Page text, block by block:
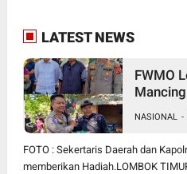
LATEST NEWS
FWMO
Tradisi
Insan
NASIONAL -
FOTO : Sekertaris Daerah dan
memberikan Hadiah.LOMBOK